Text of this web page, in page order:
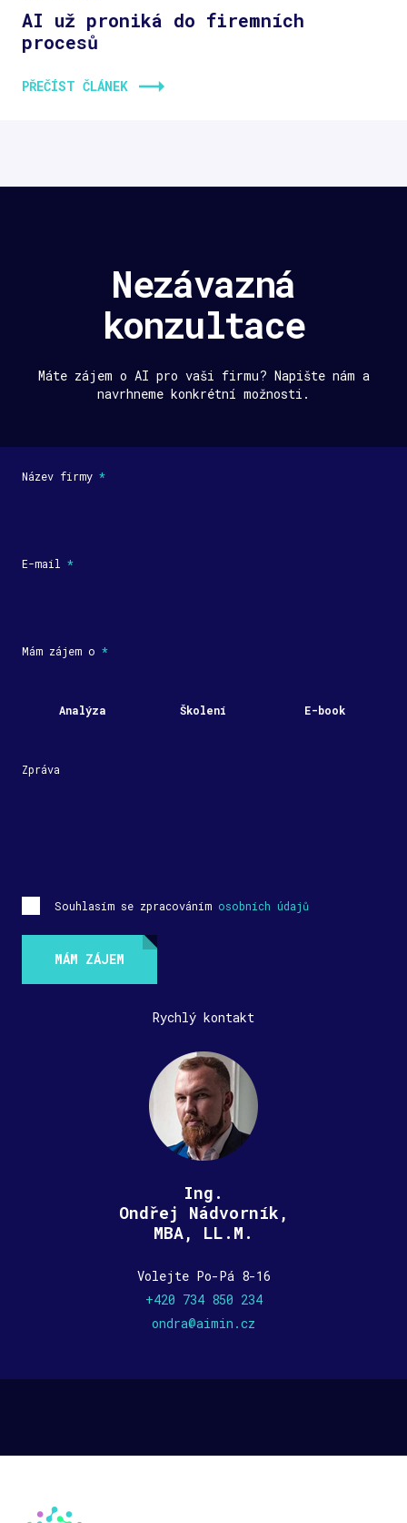
AI už proniká do firemních
procesů
PŘEČÍST ČLÁNEK
Nezávazná
konzultace
Máte zájem o AI pro vaši firmu? Napište nám a
navrhneme konkrétní možnosti.
Název firmy *
E-mail *
Mám zájem o *
Analýza Školení E-book
Zpráva
Souhlasím se zpracováním osobních údajů
MÁM ZÁJEM
Rychlý kontakt
Ing.
Ondřej Nádvorník,
MBA, LL.M.
Volejte Po-Pá 8-16
+420 734 850 234
ondra@aimin.cz